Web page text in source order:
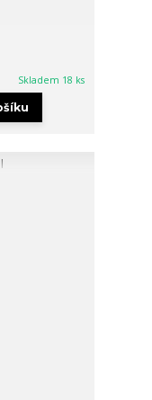
Skladem 18 ks